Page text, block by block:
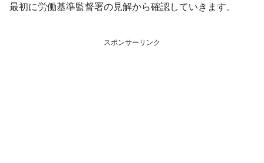
最初に労働基準監督署の見解から確認していきます。
スポンサーリンク